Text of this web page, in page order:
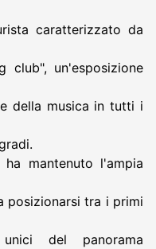
caratterizzato da
club", un'esposizione
della musica in tutti i
mantenuto l'ampia
posizionarsi tra i primi
del panorama